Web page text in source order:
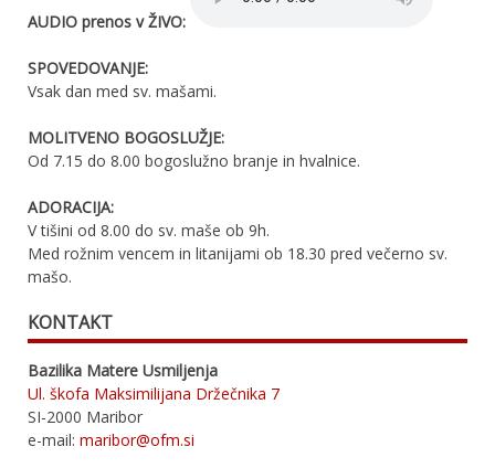
AUDIO prenos v ŽIVO:
SPOVEDOVANJE:
Vsak dan med sv. mašami.
MOLITVENO BOGOSLUŽJE:
Od 7.15 do 8.00 bogoslužno branje in hvalnice.
ADORACIJA:
V tišini od 8.00 do sv. maše ob 9h.
Med rožnim vencem in litanijami ob 18.30 pred večerno sv.
mašo.
KONTAKT
Bazilika Matere Usmiljenja
Ul. škofa Maksimilijana Držečnika 7
SI-2000 Maribor
e-mail: maribor@ofm.si